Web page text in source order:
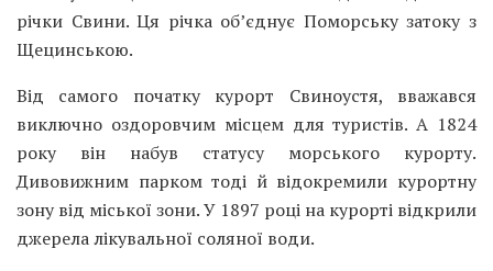
річки Свини. Ця річка об’єднує Поморську затоку з
Щецинською.
Від самого початку курорт Свиноустя, вважався
виключно оздоровчим місцем для туристів. А 1824
року він набув статусу морського курорту.
Дивовижним парком тоді й відокремили курортну
зону від міської зони. У 1897 році на курорті відкрили
джерела лікувальної соляної води.